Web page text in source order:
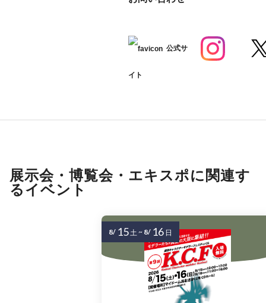
公式サ
イト
展示会・博覧会・エキスポに関連す
るイベント
8/ 15土~ 8/ 16 日